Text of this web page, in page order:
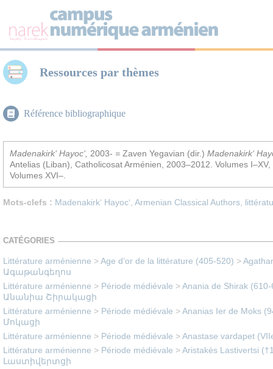
Ressources par thèmes
Référence bibliographique
Madenakirk‘ Hayoc‘, 2003- = Zaven Yegavian (dir.) Madenakirk‘
Antelias (Liban), Catholicosat Arménien, 2003–2012. Volumes
Volumes XVI–.
Mots-clefs : Madenakirk‘ Hayoc‘ Armenian Classical Authors
CATÉGORIES
Littérature arménienne >Age d’or de la littérature (405-520) >
Ագաթանգեղոս
Littérature arménienne > Période médiévale >Anania de Shirak
Անանիա Շիրակացի
Littérature arménienne > Période médiévale >Ananias Ier de Moks
Մոկացի
Littérature arménienne > Période médiévale >Anastase vardapet
Littérature arménienne > Période médiévale >Aristakès Lastivertsi
Լաստիվերտցի